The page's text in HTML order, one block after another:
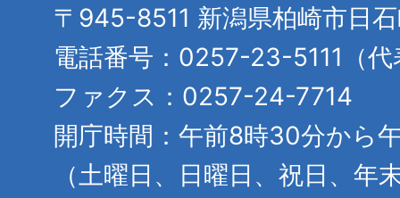
〒945-8511 新潟県柏崎市日
電話番号：0257-23-5111（代
ファクス：0257-24-7714
開庁時間：午前8時30分から
（土曜日、日曜日、祝日、年